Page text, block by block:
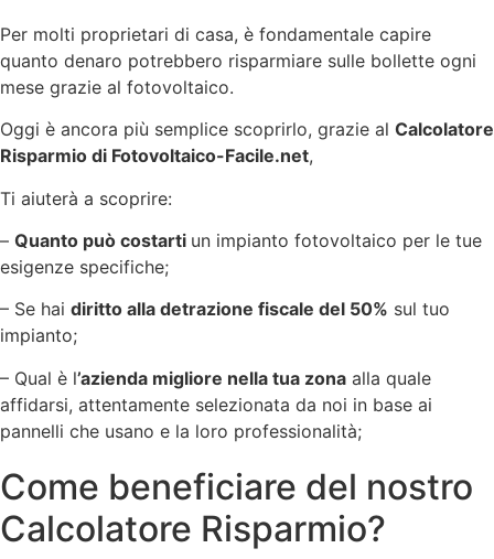
Per molti proprietari di casa, è fondamentale capire
quanto denaro potrebbero risparmiare sulle bollette ogni
mese grazie al fotovoltaico.
Oggi è ancora più semplice scoprirlo, grazie al Calcolatore
Risparmio di Fotovoltaico-Facile.net,
Ti aiuterà a scoprire:
– Quanto può costarti un impianto fotovoltaico per le tue
esigenze specifiche;
– Se hai diritto alla detrazione fiscale del 50% sul tuo
impianto;
– Qual è l’azienda migliore nella tua zona alla quale
affidarsi, attentamente selezionata da noi in base ai
pannelli che usano e la loro professionalità;
Come beneficiare del nostro
Calcolatore Risparmio?